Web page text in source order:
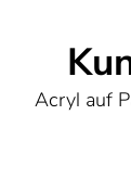
Acryl auf